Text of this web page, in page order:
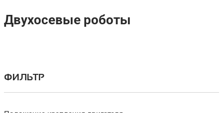
Двухосевые роботы
ФИЛЬТР